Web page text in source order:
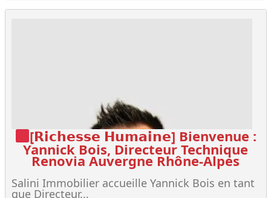
[𝗥𝗶𝗰𝗵𝗲𝘀𝘀𝗲 𝗛𝘂𝗺𝗮𝗶𝗻𝗲] Bienvenue :
Yannick Bois, Directeur Technique
Renovia Auvergne Rhône-Alpes
Salini Immobilier accueille Yannick Bois en tant
que Directeur...